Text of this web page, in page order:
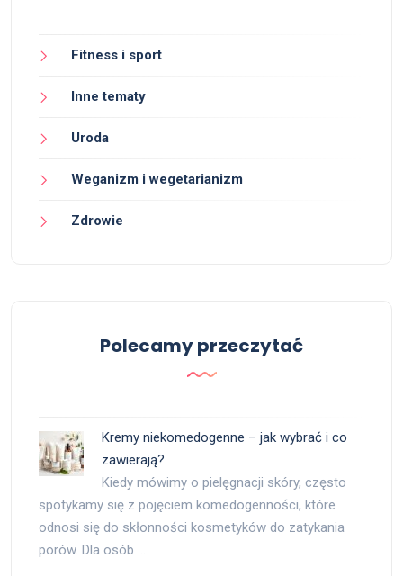
Fitness i sport
Inne tematy
Uroda
Weganizm i wegetarianizm
Zdrowie
Polecamy przeczytać
Kremy niekomedogenne – jak wybrać i co
zawierają?
Kiedy mówimy o pielęgnacji skóry, często
spotykamy się z pojęciem komedogenności, które
odnosi się do skłonności kosmetyków do zatykania
porów. Dla osób …